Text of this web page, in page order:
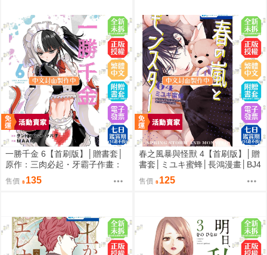
一勝千金 6【首刷版】│贈書套│
原作：三肉必起・牙霸子作畫：
MAAM│長鴻漫畫│BJ4動漫
售價 135
春之風暴與怪獸 4【首刷版】│贈
書套│ミユキ蜜蜂│長鴻漫畫│BJ4
售價 125